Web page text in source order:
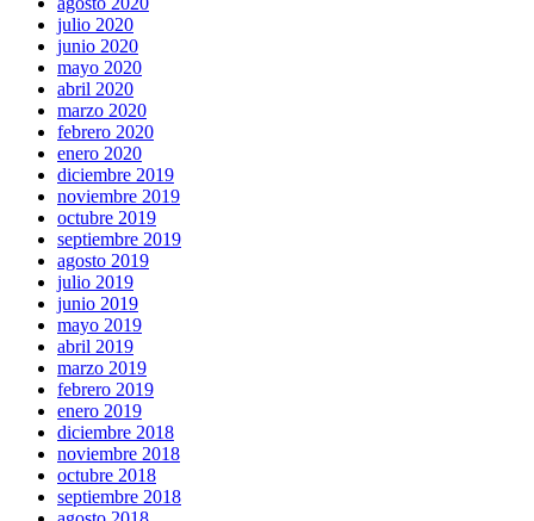
julio 2020
junio 2020
mayo 2020
abril 2020
marzo 2020
febrero 2020
enero 2020
diciembre 2019
noviembre 2019
octubre 2019
septiembre 2019
agosto 2019
julio 2019
junio 2019
mayo 2019
abril 2019
marzo 2019
febrero 2019
enero 2019
diciembre 2018
noviembre 2018
octubre 2018
septiembre 2018